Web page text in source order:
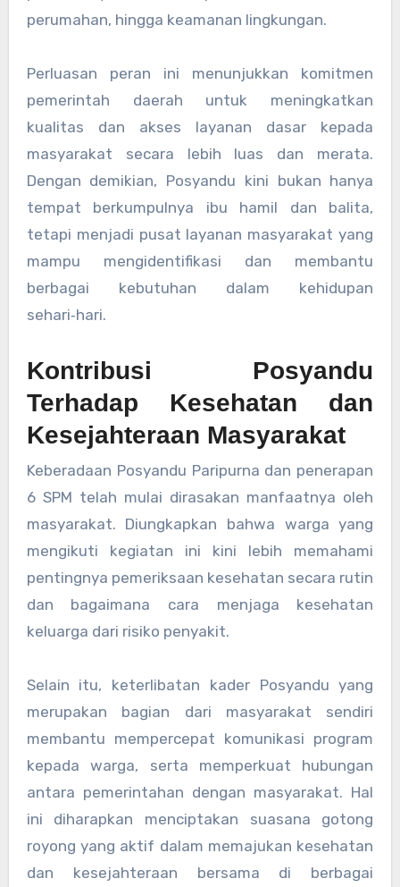
perumahan, hingga keamanan lingkungan.
Perluasan peran ini menunjukkan komitmen
pemerintah daerah untuk meningkatkan
kualitas dan akses layanan dasar kepada
masyarakat secara lebih luas dan merata.
Dengan demikian, Posyandu kini bukan hanya
tempat berkumpulnya ibu hamil dan balita,
tetapi menjadi pusat layanan masyarakat yang
mampu mengidentifikasi dan membantu
berbagai kebutuhan dalam kehidupan
sehari‑hari.
Kontribusi Posyandu
Terhadap Kesehatan dan
Kesejahteraan Masyarakat
Keberadaan Posyandu Paripurna dan penerapan
6 SPM telah mulai dirasakan manfaatnya oleh
masyarakat. Diungkapkan bahwa warga yang
mengikuti kegiatan ini kini lebih memahami
pentingnya pemeriksaan kesehatan secara rutin
dan bagaimana cara menjaga kesehatan
keluarga dari risiko penyakit.
Selain itu, keterlibatan kader Posyandu yang
merupakan bagian dari masyarakat sendiri
membantu mempercepat komunikasi program
kepada warga, serta memperkuat hubungan
antara pemerintahan dengan masyarakat. Hal
ini diharapkan menciptakan suasana gotong
royong yang aktif dalam memajukan kesehatan
dan kesejahteraan bersama di berbagai